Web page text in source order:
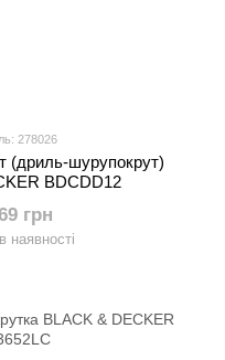
278026
(дриль-шурупокрут)
BDCDD12
грн
наявності